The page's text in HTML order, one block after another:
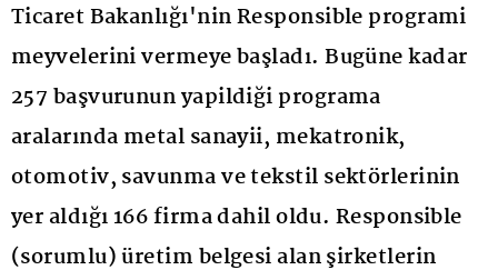
Ticaret Bakanlığı'nin Responsible programi
meyvelerini vermeye başladı. Bugüne kadar
257 başvurunun yapildiği programa
aralarında metal sanayii, mekatronik,
otomotiv, savunma ve tekstil sektörlerinin
yer aldığı 166 firma dahil oldu. Responsible
(sorumlu) üretim belgesi alan şirketlerin